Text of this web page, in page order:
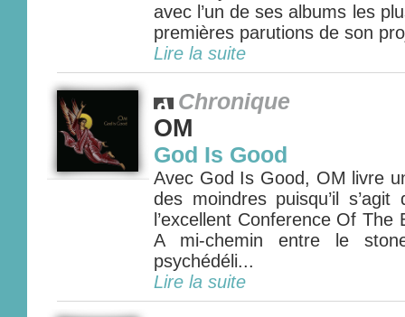
avec l’un de ses albums les
premières parutions de son
Lire la suite
Chronique
OM
God Is Good
Avec God Is Good, OM livre
des moindres puisqu’il
l’excellent Conference Of
A mi-chemin entre le
psychédéli...
Lire la suite